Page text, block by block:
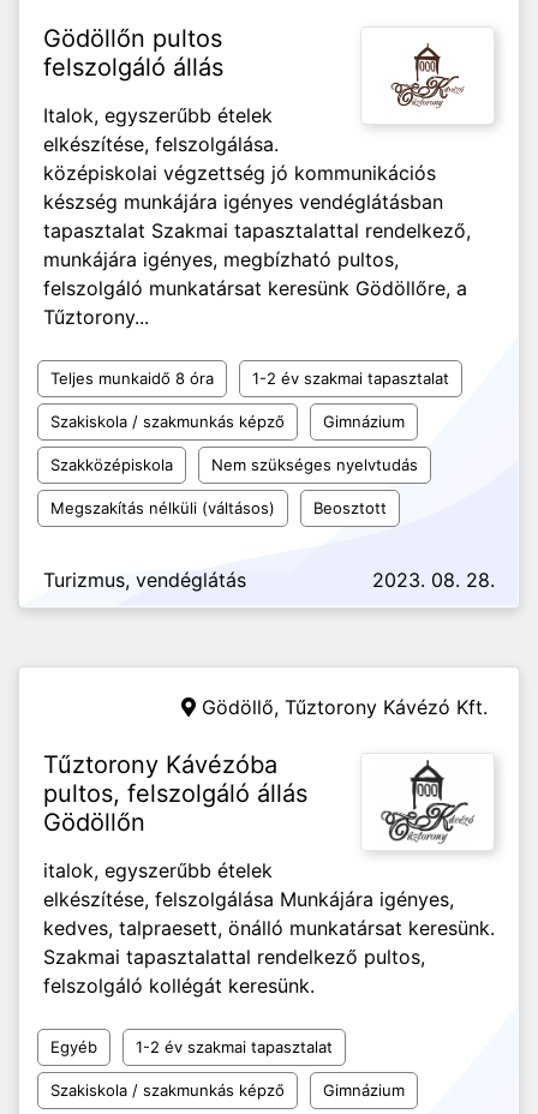
Gödöllőn pultos
felszolgáló állás
Italok, egyszerűbb ételek
elkészítése, felszolgálása.
középiskolai végzettség jó kommunikációs
készség munkájára igényes vendéglátásban
tapasztalat Szakmai tapasztalattal rendelkező,
munkájára igényes, megbízható pultos,
felszolgáló munkatársat keresünk Gödöllőre, a
Tűztorony...
Teljes munkaidő 8 óra 1-2 év szakmai tapasztalat
Szakiskola / szakmunkás képző Gimnázium
Szakközépiskola Nem szükséges nyelvtudás
Megszakítás nélküli (váltásos) Beosztott
Turizmus, vendéglátás 2023. 08. 28.
Gödöllő, Tűztorony Kávézó Kft.
Tűztorony Kávézóba
pultos, felszolgáló állás
Gödöllőn
italok, egyszerűbb ételek
elkészítése, felszolgálása Munkájára igényes,
kedves, talpraesett, önálló munkatársat keresünk.
Szakmai tapasztalattal rendelkező pultos,
felszolgáló kollégát keresünk.
Egyéb 1-2 év szakmai tapasztalat
Szakiskola / szakmunkás képző Gimnázium